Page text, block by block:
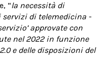
“la necessità di
servizi di telemedicina -
approvate con
nel 2022 in funzione
e delle disposizioni del